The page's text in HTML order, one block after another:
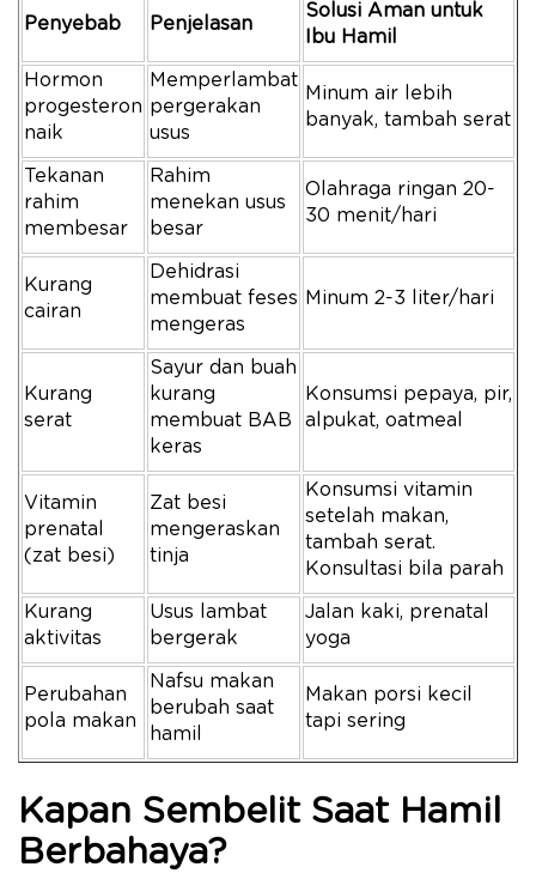
Penyebab Penjelasan
Solusi Aman untuk
Ibu Hamil
Hormon
progesteron
naik
Memperlambat
pergerakan
usus
Minum air lebih
banyak, tambah serat
Tekanan
rahim
membesar
Rahim
menekan usus
besar
Olahraga ringan 20-
30 menit/hari
Kurang
cairan
Dehidrasi
membuat feses
mengeras
Minum 2-3 liter/hari
Kurang
serat
Sayur dan buah
kurang
membuat BAB
keras
Konsumsi pepaya, pir,
alpukat, oatmeal
Vitamin
prenatal
(zat besi)
Zat besi
mengeraskan
tinja
Konsumsi vitamin
setelah makan,
tambah serat.
Konsultasi bila parah
Kurang
aktivitas
Usus lambat
bergerak
Jalan kaki, prenatal
yoga
Perubahan
pola makan
Nafsu makan
berubah saat
hamil
Makan porsi kecil
tapi sering
Kapan Sembelit Saat Hamil
Berbahaya?